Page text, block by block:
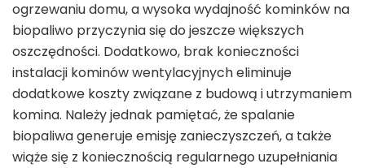
ogrzewaniu domu, a wysoka wydajność kominków na
biopaliwo przyczynia się do jeszcze większych
oszczędności. Dodatkowo, brak konieczności
instalacji kominów wentylacyjnych eliminuje
dodatkowe koszty związane z budową i utrzymaniem
komina. Należy jednak pamiętać, że spalanie
biopaliwa generuje emisję zanieczyszczeń, a także
wiąże się z koniecznością regularnego uzupełniania